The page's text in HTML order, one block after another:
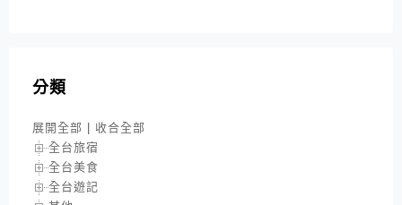
分類
展開全部
收合全部
全台旅宿
全台美食
全台遊記